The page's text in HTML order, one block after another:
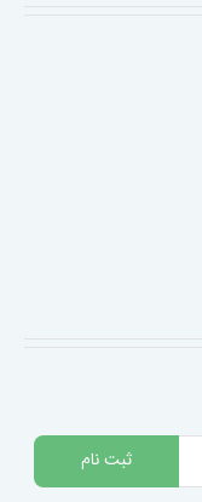
ثبت نام